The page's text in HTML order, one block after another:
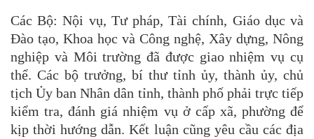
Các Bộ: Nội vụ, Tư pháp, Tài chính, Giáo dục và
Đào tạo, Khoa học và Công nghệ, Xây dựng, Nông
nghiệp và Môi trường đã được giao nhiệm vụ cụ
thể. Các bộ trưởng, bí thư tỉnh ủy, thành ủy, chủ
tịch Ủy ban Nhân dân tỉnh, thành phố phải trực tiếp
kiểm tra, đánh giá nhiệm vụ ở cấp xã, phường để
kịp thời hướng dẫn. Kết luận cũng yêu cầu các địa